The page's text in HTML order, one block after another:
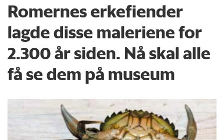
Romernes erkefiender
lagde disse maleriene for
2.300 år siden. Nå skal alle
få se dem på museum